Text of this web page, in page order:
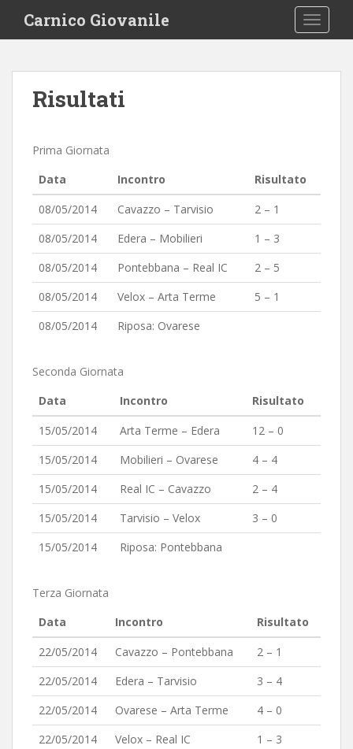
i
Carnico Giovanile
Risultati
Prima Giornata
Data
Incontro
Risultato
08/05/2014
Cavazzo – Tarvisio
2 – 1
08/05/2014
Edera – Mobilieri
1 – 3
08/05/2014
Pontebbana – Real IC
2 – 5
08/05/2014
Velox – Arta Terme
5 – 1
08/05/2014
Riposa: Ovarese
Seconda Giornata
Data
Incontro
Risultato
15/05/2014
Arta Terme – Edera
12 – 0
15/05/2014
Mobilieri – Ovarese
4 – 4
15/05/2014
Real IC – Cavazzo
2 – 4
15/05/2014
Tarvisio – Velox
3 – 0
15/05/2014
Riposa: Pontebbana
Terza Giornata
Data
Incontro
Risultato
22/05/2014
Cavazzo – Pontebbana
2 – 1
22/05/2014
Edera – Tarvisio
3 – 4
22/05/2014
Ovarese – Arta Terme
4 – 0
22/05/2014
Velox – Real IC
1 – 3